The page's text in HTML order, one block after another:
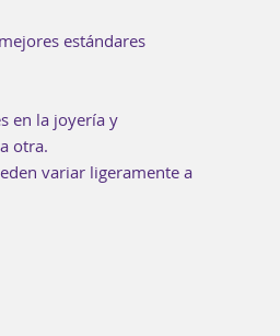
estándares
en la joyería y
otra.
variar ligeramente a